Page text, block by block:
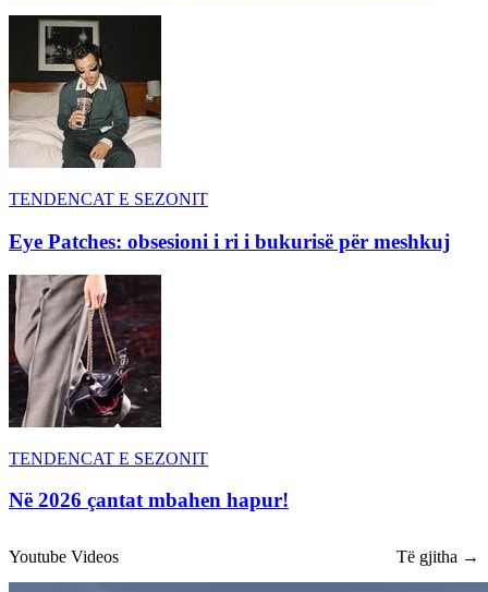
TENDENCAT E SEZONIT
Eye Patches: obsesioni i ri i bukurisë për meshkuj
TENDENCAT E SEZONIT
Në 2026 çantat mbahen hapur!
Youtube Videos Të gjitha →